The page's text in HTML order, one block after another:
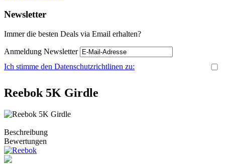
Newsletter
Immer die besten Deals via Email erhalten?
Anmeldung Newsletter
Ich stimme den Datenschutzrichtlinen zu:
Reebok 5K Girdle
Beschreibung
Bewertungen